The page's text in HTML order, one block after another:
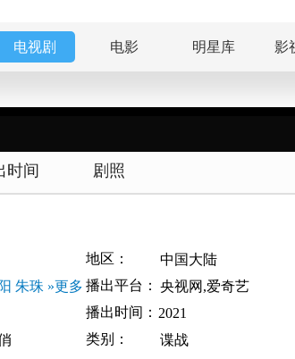
电视剧 电影 明星库 影
时间 剧照
地区：
中国大陆
朱珠 »更多 播出平台： 央视网,爱奇艺
播出时间： 2021
类别： 谍战